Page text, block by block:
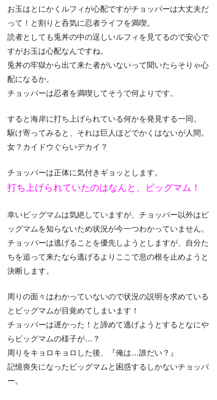
お玉はとにかくルフィが心配ですがチョッパーは大丈夫だ
って！と割りと呑気に忍者ライフを満喫。
読者としても兎丼の中の逞しいルフィを見てるので安心で
すがお玉は心配なんですね。
兎丼の牢獄から出て来た者がいないって聞いたらそりゃ心
配になるか。
チョッパーは忍者を満喫してそうで何よりです。
すると海岸に打ち上げられている何かを発見する一同。
駆け寄ってみると、それは巨人ほどでかくはないが人間。
女？カイドウぐらいデカイ？
チョッパーは正体に気付きギョッとします。
打ち上げられていたのはなんと、ビッグマム！
幸いビッグマムは気絶していますが、チョッパー以外はビ
ッグマムを知らないため状況が今一つわかっていません。
チョッパーは逃げることを優先しようとしますが、自分た
ちを追って来たなら逃げるよりここで息の根を止めようと
決断します。
周りの面々はわかっていないので状況の説明を求めている
とビッグマムが目覚めてしまいます！
チョッパーは遅かった！と諦めて逃げようとするとなにや
らビッグマムの様子が…？
周りをキョロキョロした後、『俺は…誰だい？』
記憶喪失になったビッグマムと困惑するしかないチョッパ
ー。